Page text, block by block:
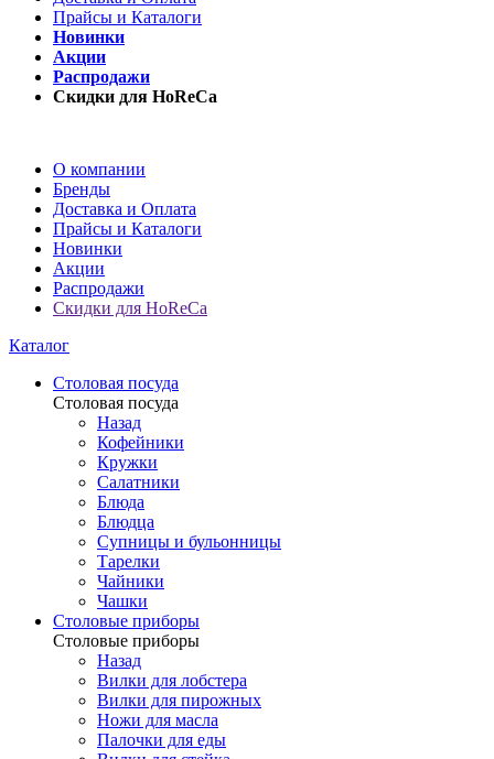
Прайсы и Каталоги
Новинки
Акции
Распродажи
Скидки для HoReCa
О компании
Бренды
Доставка и Оплата
Прайсы и Каталоги
Новинки
Акции
Распродажи
Скидки для HoReCa
Каталог
Столовая посуда
Столовая посуда
Назад
Кофейники
Кружки
Салатники
Блюда
Блюдца
Супницы и бульонницы
Тарелки
Чайники
Чашки
Cтоловые приборы
Cтоловые приборы
Назад
Вилки для лобстера
Вилки для пирожных
Ножи для масла
Палочки для еды